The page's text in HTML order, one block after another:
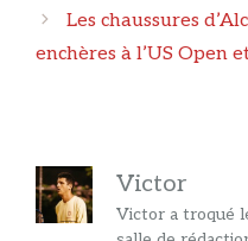
Les chaussures
enchères à l’US Open
Victor
Victor a troqué